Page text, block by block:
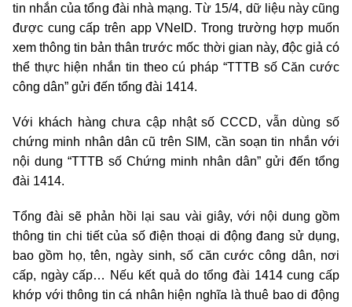
tin nhắn của tổng đài nhà mạng. Từ 15/4, dữ liệu này cũng
được cung cấp trên app VNeID. Trong trường hợp muốn
xem thông tin bản thân trước mốc thời gian này, độc giả có
thể thực hiện nhắn tin theo cú pháp “TTTB số Căn cước
công dân” gửi đến tổng đài 1414.
Với khách hàng chưa cập nhật số CCCD, vẫn dùng số
chứng minh nhân dân cũ trên SIM, cần soạn tin nhắn với
nội dung “TTTB số Chứng minh nhân dân” gửi đến tổng
đài 1414.
Tổng đài sẽ phản hồi lại sau vài giây, với nội dung gồm
thông tin chi tiết của số điện thoại di động đang sử dụng,
bao gồm họ, tên, ngày sinh, số căn cước công dân, nơi
cấp, ngày cấp… Nếu kết quả do tổng đài 1414 cung cấp
khớp với thông tin cá nhân hiện nghĩa là thuê bao di động